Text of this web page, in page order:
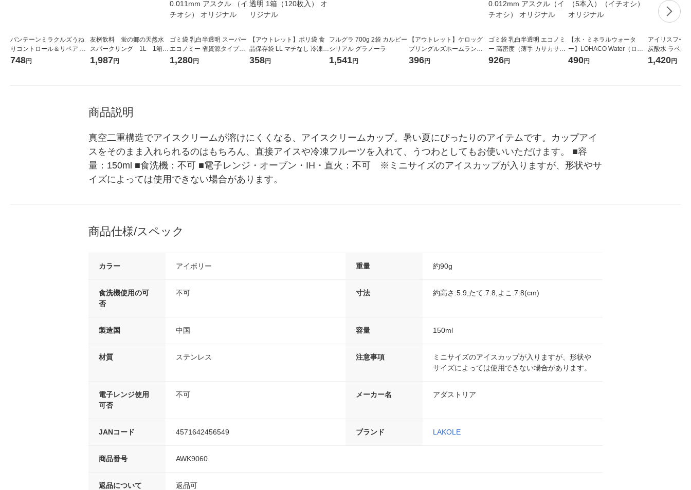
パンテーンミラクルズうね
りコントロール＆リペア シ
ャンプー 詰替 350g P＆G
748円
友桝飲料 蛍の郷の天然水
スパークリング 1L 1箱
（15本入）
1,987円
ゴミ袋 乳白半透明 スーパー
エコノミー 省資源タイプ
（薄手 カサカサ）45L 100
1,280円
【アウトレット】ポリ袋 食
品保存袋 LL マチなし 冷凍・
冷蔵・湯煎対応 カサカサタ
358円
フルグラ 700g 2袋 カルビー
シリアル グラノーラ
1,541円
【アウトレット】ケロッグ
プリングルズホームランピ
ザ95g 1セット（2個入）
396円
ゴミ袋 乳白半透明 エコノミ
ー 高密度（薄手 カサカサ）
45L 詰め替え用 100枚入×1
926円
【水・ミネラルウォータ
ー】LOHACO Water（ロハ
コウォーター）2L ラベルレ
490円
アイリスフー
炭酸水 ラベル
箱（24本入）
1,420円
商品説明
真空二重構造でアイスクリームが溶けにくくなる、アイスクリームカップ。暑い夏にぴったりのアイテムです。カップアイ
スをそのまま入れられるのはもちろん、直接アイスや冷凍フルーツを入れて、うつわとしてもお使いいただけます。 ■容
量：150ml ■食洗機：不可 ■電子レンジ・オーブン・IH・直火：不可　※ミニサイズのアイスカップが入りますが、形状やサ
イズによっては使用できない場合があります。
商品仕様/スペック
カラー アイボリー 重量 約90g
食洗機使用の可
否
不可 寸法 約高さ:5.9,たて:7.8,よこ:7.8(cm)
製造国 中国 容量 150ml
材質 ステンレス 注意事項
ミニサイズのアイスカップが入りますが、形状や
サイズによっては使用できない場合があります。
電子レンジ使用
可否
不可 メーカー名 アダストリア
JANコード 4571642456549 ブランド LAKOLE
商品番号 AWK9060
返品について
返品可